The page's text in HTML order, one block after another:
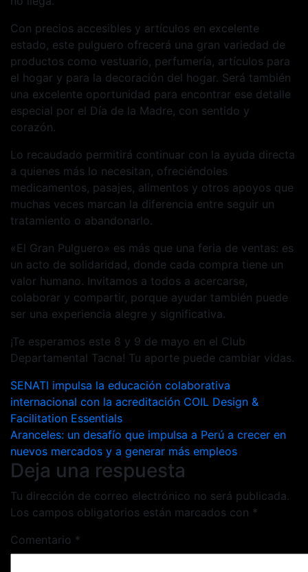
Con precios accesibles y artículos en excelente
estado, este pulguero ofrecerá una gran variedad de
productos como vestuario, perfumería, artículos para
el hogar y para la decoración del hogar. Será también
una excelente oportunidad para encontrar ese detalle
especial por el Día de la Madre, con sentido y
corazón.
Lo recaudado permitirá continuar con la ayuda directa
a quienes más lo necesitan, ofreciéndoles
medicamentos, pasajes, alimentos y otros apoyos que
muchas veces marcan la diferencia entre seguir un
tratamiento o abandonarlo.
«El Gran Pulguero» es más que una feria de ventas: es
un acto de solidaridad, donde cada compra tiene un
valor humano. Invitamos a todos a acercarse,
colaborar y compartir, porque ayudar también puede
ser una experiencia alegre y significativa.
¡Te esperamos este 8 y 9 de mayo en el Club
Departamental Tacna! Tu aporte puede cambiar vidas.
Navegación
de
entradas
SENATI impulsa la educación colaborativa
internacional con la acreditación COIL Design &
Facilitation Essentials
Aranceles: un desafío que impulsa a Perú a crecer en
nuevos mercados y a generar más empleos
Deja una respuesta
Tu dirección de correo electrónico no será publicada.
Los campos obligatorios están marcados con *
Comentario *